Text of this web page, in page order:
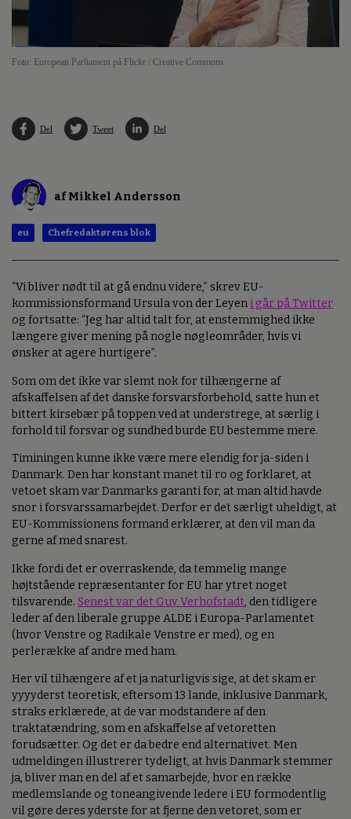
Foto: European Parliament på Flickr / Creative Commons
Del Tweet Del
af Mikkel Andersson
eu Chefredaktørens blok
“Vi bliver nødt til at gå endnu videre,” skrev EU-
kommissionsformand Ursula von der Leyen i går på Twitter
og fortsatte: “Jeg har altid talt for, at enstemmighed ikke
længere giver mening på nogle nøgleområder, hvis vi
ønsker at agere hurtigere”.
Som om det ikke var slemt nok for tilhængerne af
afskaffelsen af det danske forsvarsforbehold, satte hun et
bittert kirsebær på toppen ved at understrege, at særlig i
forhold til forsvar og sundhed burde EU bestemme mere.
Timiningen kunne ikke være mere elendig for ja-siden i
Danmark. Den har konstant manet til ro og forklaret, at
vetoet skam var Danmarks garanti for, at man altid havde
snor i forsvarssamarbejdet. Derfor er det særligt uheldigt, at
EU-Kommissionens formand erklærer, at den vil man da
gerne af med snarest.
Ikke fordi det er overraskende, da temmelig mange
højtstående repræsentanter for EU har ytret noget
tilsvarende. Senest var det Guy Verhofstadt, den tidligere
leder af den liberale gruppe ALDE i Europa-Parlamentet
(hvor Venstre og Radikale Venstre er med), og en
perlerække af andre med ham.
Her vil tilhængere af et ja naturligvis sige, at det skam er
yyyyderst teoretisk, eftersom 13 lande, inklusive Danmark,
straks erklærede, at de var modstandere af den
traktatændring, som en afskaffelse af vetoretten
forudsætter. Og det er da bedre end alternativet. Men
udmeldingen illustrerer tydeligt, at hvis Danmark stemmer
ja, bliver man en del af et samarbejde, hvor en række
medlemslande og toneangivende ledere i EU formodentlig
vil gøre deres yderste for at fjerne den vetoret, som er